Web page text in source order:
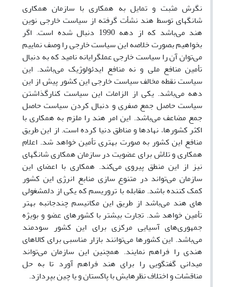
نگرش مثبت و تمایل به همکاری با سازمان همکاری
شانگهای توسط هند نشأت گرفته از سیاست خارجی نوین
هند می‌باشد که از دهه 1990 دنبال شده است. اگر
بخواهیم بصورت خلاصه این سیاست خارجی را وصف نماییم
می‌توان آن را سیاست خارجی عملگرایانه نامید که به دنبال
تأمین منافع ملی و نه منافع ایدئولوژیک می‌باشد. این
سیاست نقطه مخالف سیاست خارجی این کشور پیش از این
دهه می‌باشد. یکی از الزامات این سیاست کنارگذاشتن
سیاست حاصل جمع صفری و دنبال کردن سیاست حاصل
جمع مضاعف می‌باشد. این امر هند را ملزم به همکاری با
اکثر کشورها، نهادها و مناطق دنیا کرده است. از این طریق
منافع این کشور به صورت بهتری تأمین خواهد شد. اعلام
همکاری و تلاش برای عضویت در سازمان همکاری شانگهای
نیز از این منطق پیروی می‌کند. همکاری با اعضای این
سازمان می‌تواند در متنوع سازی منابع انرژی این کشور
کمک کننده باشد. مقابله با تروریسم که یکی از دلمشغولی
های هند می‌باشد از طریق این مکانیسم چندجانبه بهتر
تأمین خواهد شد. تجارت بیشتر با کشورهای عضو و بویژه
جمهوری‌های آسیایی مرکزی برای این کشور سودمند
می‌باشد. این کشورها می‌توانند بازار مناسبی برای کالاهای
هندی را فراهم نمایند. همچنین این سازمان می‌تواند
میدانی گفتگویی را برای هند فراهم آورد تا به حل
مناقشات و اختلاف نظرهایش با پاکستان و یا چین بپردازد.